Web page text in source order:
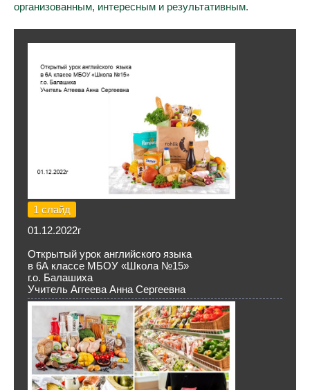
организованным, интересным и результативным.
1 слайд
01.12.2022г
Открытый урок английского языка
в 6А классе МБОУ «Школа №15»
г.о. Балашиха
Учитель Аггеева Анна Сергеевна